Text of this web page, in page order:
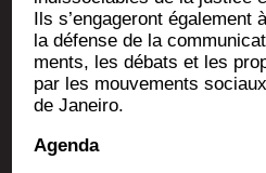
Ils s’engageront éga­le­ment
la défense de la
ments, les débats et les
par les mou­ve­ments
de Janeiro.
Agen­da